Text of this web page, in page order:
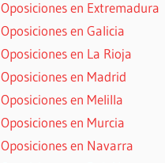
Oposiciones en Extremadura
Oposiciones en Galicia
Oposiciones en La Rioja
Oposiciones en Madrid
Oposiciones en Melilla
Oposiciones en Murcia
Oposiciones en Navarra